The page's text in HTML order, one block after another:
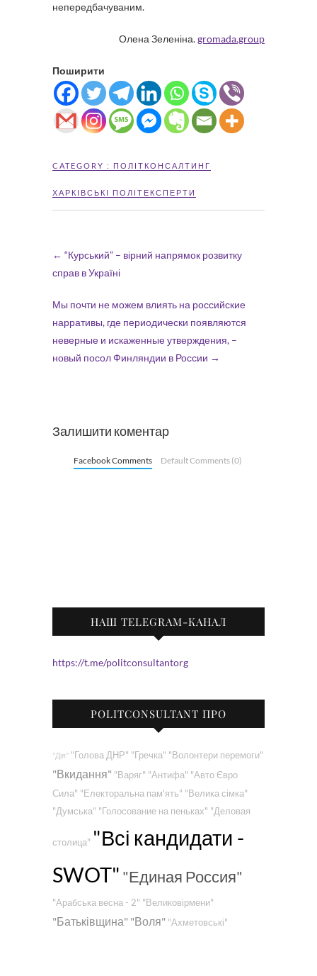
непередбачуваним.
Олена Зеленіна.gromada.group
Поширити
CATEGORY : ПОЛІТКОНСАЛТИНГ
ХАРКІВСЬКІ ПОЛІТЕКСПЕРТИ
← “Курський” – вірний напрямок розвитку
справ в Україні
Мы почти не можем влиять на российские
нарративы, где периодически появляются
неверные и искаженные утверждения, –
новый посол Финляндии в России →
Залишити коментар
Facebook Comments Default Comments (0)
НАШ TELEGRAM-КАНАЛ
https://t.me/politconsultantorg
POLITCONSULTANT ПРО
"Дія" "Голова ДНР" "Гречка" "Волонтери перемоги"
"Вкидання" "Варяг" "Антифа" "Авто Євро
Сила" "Електоральна пам'ять" "Велика сімка"
"Думська" "Голосование на пеньках" "Деловая
столица" "Всі кандидати -
SWOT" "Единая Россия"
"Арабська весна - 2" "Великовірмени"
"Батьківщина" "Воля" "Ахметовські"